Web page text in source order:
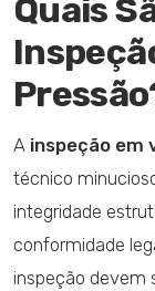
Quais
A inspeção em
técnico
integridade
conformidade
inspeção devem